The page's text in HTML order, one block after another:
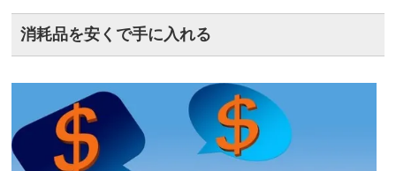
消耗品を安くで手に入れる